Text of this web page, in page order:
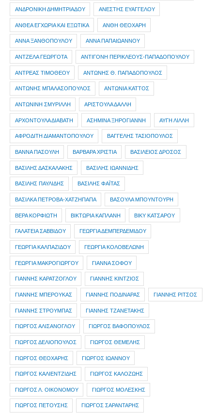
ΑΝΔΡΟΝΙΚΗ ΔΗΜΗΤΡΙΑΔΟΥ ΑΝΕΣΤΗΣ ΕΥΑΓΓΕΛΟΥ
ΑΝΘΕΑ ΕΓΧΩΡΙΑ ΚΑΙ ΕΞΩΤΙΚΑ ΑΝΘΗ ΘΕΟΧΑΡΗ
ΑΝΝΑ ΞΑΝΘΟΠΟΥΛΟΥ ΑΝΝΑ ΠΑΠΑΙΩΑΝΝΟΥ
ΑΝΤΖΕΛΑ ΓΕΩΡΓΟΤΑ ΑΝΤΙΓΟΝΗ ΠΕΡΙΚΛΕΟΥΣ-ΠΑΠΑΔΟΠΟΥΛΟΥ
ΑΝΤΡΕΑΣ ΤΙΜΟΘΕΟΥ ΑΝΤΩΝΗΣ Θ. ΠΑΠΑΔΟΠΟΥΛΟΣ
ΑΝΤΩΝΗΣ ΜΠΑΛΑΣΟΠΟΥΛΟΣ ΑΝΤΩΝΙΑ ΚΑΤΤΟΣ
ΑΝΤΩΝΙΝΗ ΣΜΥΡΙΛΛΗ ΑΡΙΣΤΟΥΛΑ ΔΑΛΛΗ
ΑΡΧΟΝΤΟΥΛΑ ΔΙΑΒΑΤΗ ΑΣΗΜΙΝΑ ΞΗΡΟΓΙΑΝΝΗ ΑΥΓΗ ΛΙΛΛΗ
ΑΦΡΟΔΙΤΗ ΔΙΑΜΑΝΤΟΠΟΥΛΟΥ ΒΑΓΓΕΛΗΣ ΤΑΣΙΟΠΟΥΛΟΣ
ΒΑΝΝΑ ΠΑΣΟΥΛΗ ΒΑΡΒΑΡΑ ΧΡΙΣΤΙΑ ΒΑΣΙΛΕΙΟΣ ΔΡΟΣΟΣ
ΒΑΣΙΛΗΣ ΔΑΣΚΑΛΑΚΗΣ ΒΑΣΙΛΗΣ ΙΩΑΝΝΙΔΗΣ
ΒΑΣΙΛΗΣ ΠΑΥΛΙΔΗΣ ΒΑΣΙΛΗΣ ΦΑΪΤΑΣ
ΒΑΣΙΛΚΑ ΠΕΤΡΟΒΑ-ΧΑΤΖΗΠΑΠΑ ΒΑΣΟΥΛΑ ΜΠΟΥΝΤΟΥΡΗ
ΒΕΡΑ ΚΟΡΦΙΩΤΗ ΒΙΚΤΩΡΙΑ ΚΑΠΛΑΝΗ ΒΙΚΥ ΚΑΤΣΑΡΟΥ
ΓΑΛΑΤΕΙΑ ΣΑΒΒΙΔΟΥ ΓΕΩΡΓΙΑ ΔΕΜΠΕΡΔΕΜΙΔΟΥ
ΓΕΩΡΓΙΑ ΚΑΛΠΑΖΙΔΟΥ ΓΕΩΡΓΙΑ ΚΟΛΟΒΕΛΩΝΗ
ΓΕΩΡΓΙΑ ΜΑΚΡΟΓΙΩΡΓΟΥ ΓΙΑΝΝΑ ΣΟΦΟΥ
ΓΙΑΝΝΗΣ ΚΑΡΑΤΖΟΓΛΟΥ ΓΙΑΝΝΗΣ ΚΙΝΤΖΙΟΣ
ΓΙΑΝΝΗΣ ΜΠΕΡΟΥΚΑΣ ΓΙΑΝΝΗΣ ΠΟΔΙΝΑΡΑΣ ΓΙΑΝΝΗΣ ΡΙΤΣΟΣ
ΓΙΑΝΝΗΣ ΣΤΡΟΥΜΠΑΣ ΓΙΑΝΝΗΣ ΤΖΑΝΕΤΑΚΗΣ
ΓΙΩΡΓΟΣ ΑΛΙΣΑΝΟΓΛΟΥ ΓΙΩΡΓΟΣ ΒΑΦΟΠΟΥΛΟΣ
ΓΙΩΡΓΟΣ ΔΕΛΙΟΠΟΥΛΟΣ ΓΙΩΡΓΟΣ ΘΕΜΕΛΗΣ
ΓΙΩΡΓΟΣ ΘΕΟΧΑΡΗΣ ΓΙΩΡΓΟΣ ΙΩΑΝΝΟΥ
ΓΙΩΡΓΟΣ ΚΑΛΙΕΝΤΖΙΔΗΣ ΓΙΩΡΓΟΣ ΚΑΛΟΖΩΗΣ
ΓΙΩΡΓΟΣ Λ. ΟΙΚΟΝΟΜΟΥ ΓΙΩΡΓΟΣ ΜΟΛΕΣΚΗΣ
ΓΙΩΡΓΟΣ ΠΕΤΟΥΣΗΣ ΓΙΩΡΓΟΣ ΣΑΡΑΝΤΑΡΗΣ